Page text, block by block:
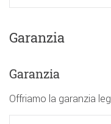
Garanzia
Garanzia
Offriamo la garanzia